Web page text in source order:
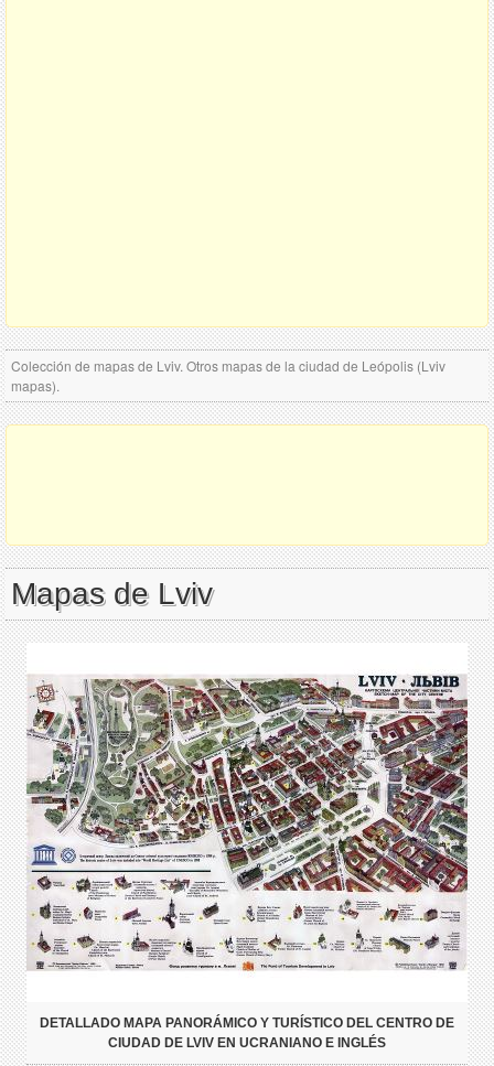
Colección de mapas de Lviv. Otros mapas de la ciudad de Leópolis (Lviv
mapas).
Mapas de Lviv
DETALLADO MAPA PANORÁMICO Y TURÍSTICO DEL CENTRO DE
CIUDAD DE LVIV EN UCRANIANO E INGLÉS